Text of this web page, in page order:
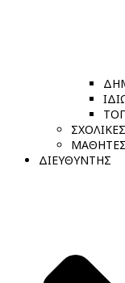
ΔΙΕΥΘΥΝΤΗΣ